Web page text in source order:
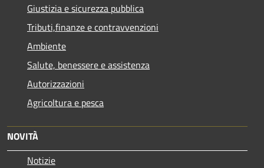
Giustizia e sicurezza pubblica
Tributi,finanze e contravvenzioni
Ambiente
Salute, benessere e assistenza
Autorizzazioni
Agricoltura e pesca
NOVITÀ
Notizie